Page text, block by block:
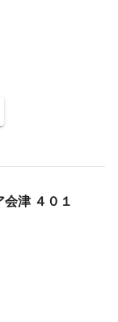
津 ４０１